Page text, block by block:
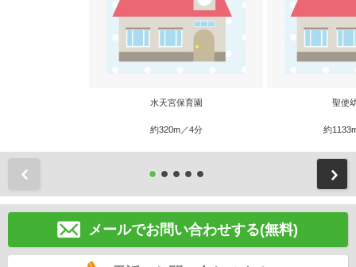
水天宮保育園
約320m／4分
聖使
約
メールでお問い合わせする(無料)